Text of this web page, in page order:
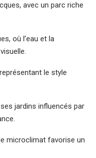
avec un parc riche
où l’eau et la
le style
jardins influencés par
microclimat favorise un